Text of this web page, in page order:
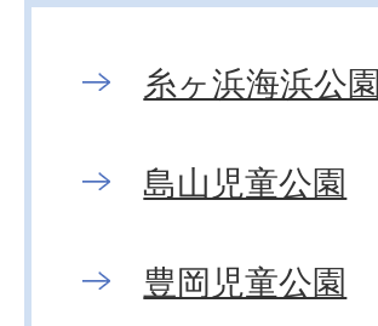
糸ヶ浜海浜公園
島山児童公園
豊岡児童公園